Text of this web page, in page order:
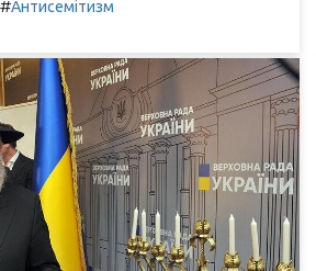
#Антисемітизм